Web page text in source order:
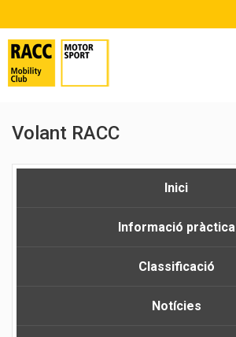
Volant RACC
Inici
Informació pràctica
Classificació
Notícies